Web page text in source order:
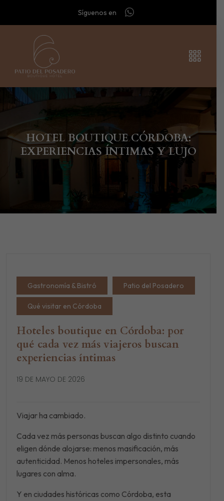
Síguenos en
HOTEL BOUTIQUE CÓRDOBA:
EXPERIENCIAS ÍNTIMAS Y LUJO
Gastronomía & Bistró Patio del Posadero
Qué visitar en Córdoba
Hoteles boutique en Córdoba: por
qué cada vez más viajeros buscan
experiencias íntimas
19 DE MAYO DE 2026
Viajar ha cambiado.
Cada vez más personas buscan algo distinto cuando
eligen dónde alojarse: menos masificación, más
autenticidad. Menos hoteles impersonales, más
lugares con alma.
Y en ciudades históricas como Córdoba, esta